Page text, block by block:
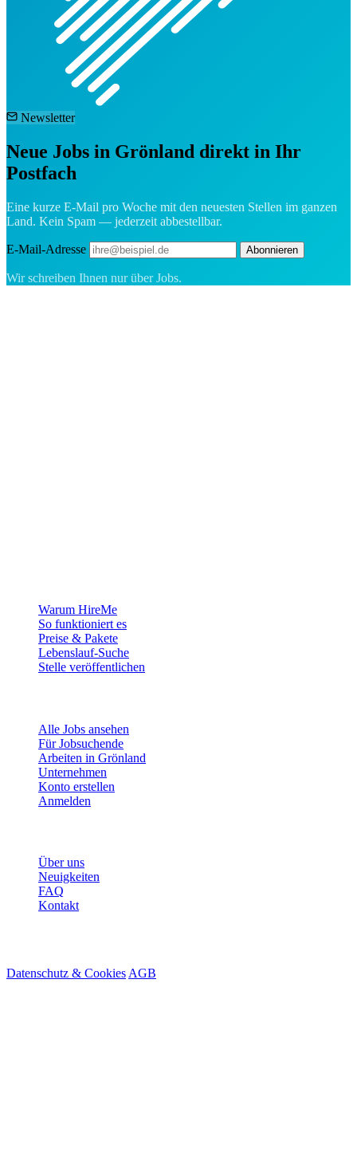
Newsletter
Neue Jobs in Grönland direkt in Ihr
Postfach
Eine kurze E-Mail pro Woche mit den neuesten Stellen im ganzen
Land. Kein Spam — jederzeit abbestellbar.
E-Mail-Adresse Abonnieren
Wir schreiben Ihnen nur über Jobs.
Warum HireMe
So funktioniert es
Preise & Pakete
Lebenslauf-Suche
Stelle veröffentlichen
Alle Jobs ansehen
Für Jobsuchende
Arbeiten in Grönland
Unternehmen
Konto erstellen
Anmelden
Über uns
Neuigkeiten
FAQ
Kontakt
Datenschutz & Cookies AGB